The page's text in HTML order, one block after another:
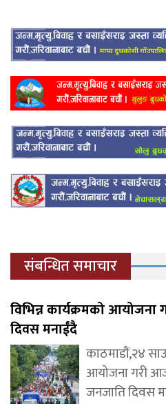
संबन्धित समाचार
विभिन्न कार्यक्रमको
दिवस मनाईंदै
काठमाडौं,२४
आयोजना गरी
जनजाति दिवस